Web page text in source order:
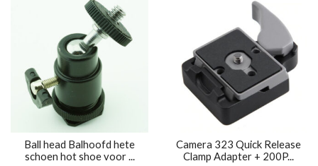
Ball head Balhoofd hete
schoen hot shoe voor ...
Camera 323 Quick Release
Clamp Adapter + 200P...